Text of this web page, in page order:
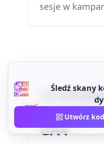
sesje w
Google
GA4
Śledź skany
Utwórz